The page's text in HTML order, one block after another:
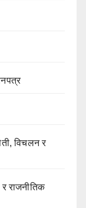
विचलन र
र राजनीतिक